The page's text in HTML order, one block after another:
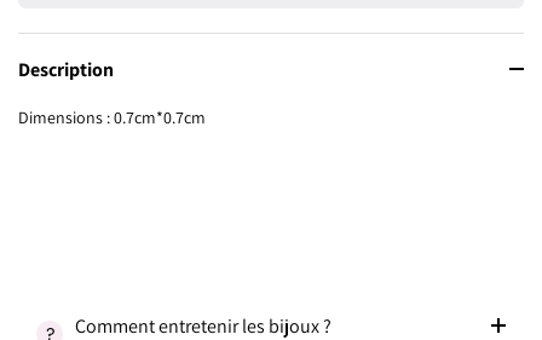
Description
Dimensions : 0.7cm*0.7cm
Comment entretenir les bijoux ?